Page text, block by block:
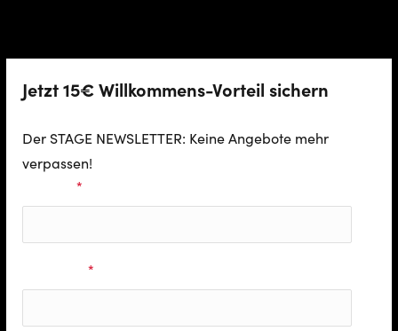
Jetzt 15€ Willkommens-Vorteil sichern
Der STAGE NEWSLETTER: Keine Angebote mehr
verpassen!
*
*